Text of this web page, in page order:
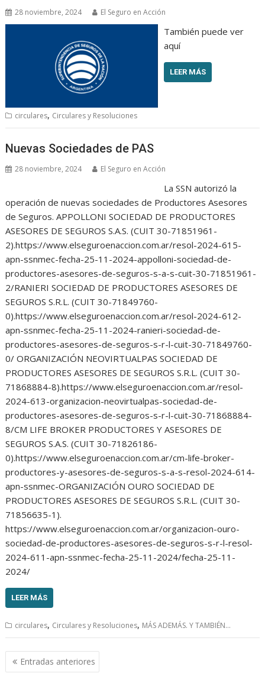
28 noviembre, 2024 El Seguro en Acción
También puede ver
aquí
LEER MÁS
circulares, Circulares y Resoluciones
Nuevas Sociedades de PAS
28 noviembre, 2024 El Seguro en Acción
La SSN autorizó la
operación de nuevas sociedades de Productores Asesores
de Seguros. APPOLLONI SOCIEDAD DE PRODUCTORES
ASESORES DE SEGUROS S.A.S. (CUIT 30-71851961-
2).https://www.elseguroenaccion.com.ar/resol-2024-615-
apn-ssnmec-fecha-25-11-2024-appolloni-sociedad-de-
productores-asesores-de-seguros-s-a-s-cuit-30-71851961-
2/RANIERI SOCIEDAD DE PRODUCTORES ASESORES DE
SEGUROS S.R.L. (CUIT 30-71849760-
0).https://www.elseguroenaccion.com.ar/resol-2024-612-
apn-ssnmec-fecha-25-11-2024-ranieri-sociedad-de-
productores-asesores-de-seguros-s-r-l-cuit-30-71849760-
0/ ORGANIZACIÓN NEOVIRTUALPAS SOCIEDAD DE
PRODUCTORES ASESORES DE SEGUROS S.R.L. (CUIT 30-
71868884-8).https://www.elseguroenaccion.com.ar/resol-
2024-613-organizacion-neovirtualpas-sociedad-de-
productores-asesores-de-seguros-s-r-l-cuit-30-71868884-
8/CM LIFE BROKER PRODUCTORES Y ASESORES DE
SEGUROS S.A.S. (CUIT 30-71826186-
0).https://www.elseguroenaccion.com.ar/cm-life-broker-
productores-y-asesores-de-seguros-s-a-s-resol-2024-614-
apn-ssnmec-ORGANIZACIÓN OURO SOCIEDAD DE
PRODUCTORES ASESORES DE SEGUROS S.R.L. (CUIT 30-
71856635-1).
https://www.elseguroenaccion.com.ar/organizacion-ouro-
sociedad-de-productores-asesores-de-seguros-s-r-l-resol-
2024-611-apn-ssnmec-fecha-25-11-2024/fecha-25-11-
2024/
LEER MÁS
circulares, Circulares y Resoluciones, MÁS ADEMÁS. Y TAMBIÉN...
Navegación
de
Entradas anteriores